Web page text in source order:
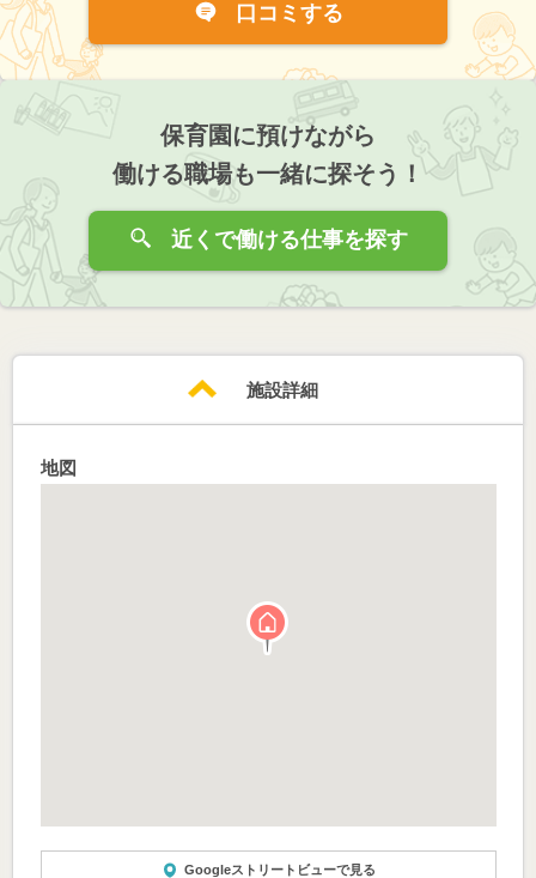
口コミする
保育園に預けながら
働ける職場も一緒に探そう！
近くで働ける仕事を探す
施設詳細
地図
Googleストリートビューで見る